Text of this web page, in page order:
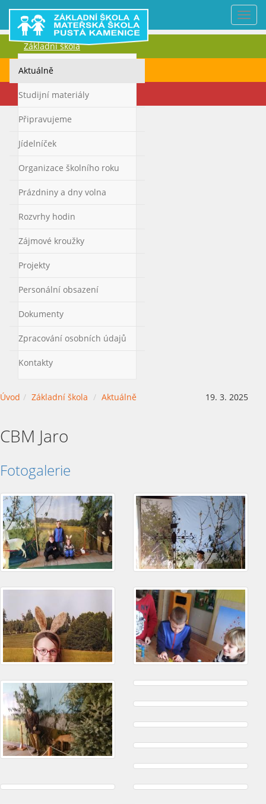
Základní škola
Mateřská škola
Kontakty
Aktuálně
Studijní materiály
Připravujeme
Jídelníček
Organizace školního roku
Prázdniny a dny volna
Rozvrhy hodin
Zájmové kroužky
Projekty
Personální obsazení
Dokumenty
Zpracování osobních údajů
Kontakty
Úvod Základní škola Aktuálně 19. 3. 2025
CBM Jaro
Fotogalerie